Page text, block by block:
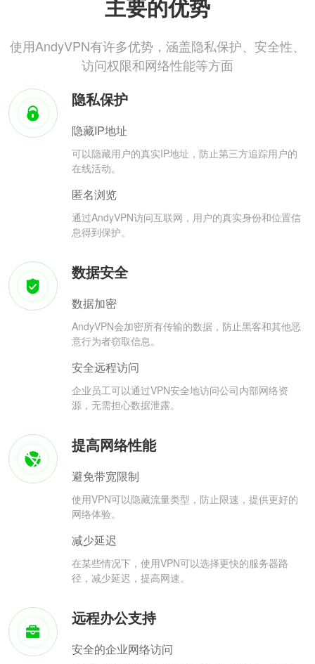
主要的优势
使用AndyVPN有许多优势，涵盖隐私保护、安全性、
访问权限和网络性能等方面
隐私保护
隐藏IP地址
可以隐藏用户的真实IP地址，防止第三方追踪用户的
在线活动。
匿名浏览
通过AndyVPN访问互联网，用户的真实身份和位置信
息得到保护。
数据安全
数据加密
AndyVPN会加密所有传输的数据，防止黑客和其他恶
意行为者窃取信息。
安全远程访问
企业员工可以通过VPN安全地访问公司内部网络资
源，无需担心数据泄露。
提高网络性能
避免带宽限制
使用VPN可以隐藏流量类型，防止限速，提供更好的
网络体验。
减少延迟
在某些情况下，使用VPN可以选择更快的服务器路
径，减少延迟，提高网速。
远程办公支持
安全的企业网络访问